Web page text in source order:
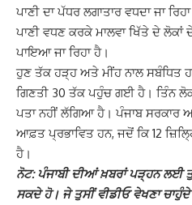
ਪਾਣੀ ਦਾ ਪੱਧਰ ਲਗਾਤਾਰ ਵਧਦਾ ਜਾ
ਪਾਣੀ ਵਧਣ ਕਰਕੇ ਮਾਲਵਾ ਖਿੱਤੇ ਦੇ ਲੋਕਾਂ
ਪਾਇਆ ਜਾ ਰਿਹਾ ਹੈ।
ਹੁਣ ਤੱਕ ਹੜ੍ਹ ਅਤੇ ਮੀਂਹ ਨਾਲ ਸਬੰਧਿਤ
ਗਿਣਤੀ 30 ਤੱਕ ਪਹੁੰਚ ਗਈ ਹੈ। ਤਿੰਨ
ਪਤਾ ਨਹੀਂ ਲੱਗਿਆ ਹੈ। ਪੰਜਾਬ ਸਰਕਾਰ
ਆਫ਼ਤ ਪ੍ਰਭਾਵਿਤ ਹਨ, ਜਦੋਂ ਕਿ 12
ਹੈ।
ਨੋਟ: ਪੰਜਾਬੀ ਦੀਆਂ ਖ਼ਬਰਾਂ ਪੜ੍ਹਨ ਲਈ
ਸਕਦੇ ਹੋ। ਜੇ ਤੁਸੀਂ ਵੀਡੀਓ ਵੇਖਣਾ